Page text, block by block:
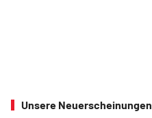
Unsere Neuerscheinungen